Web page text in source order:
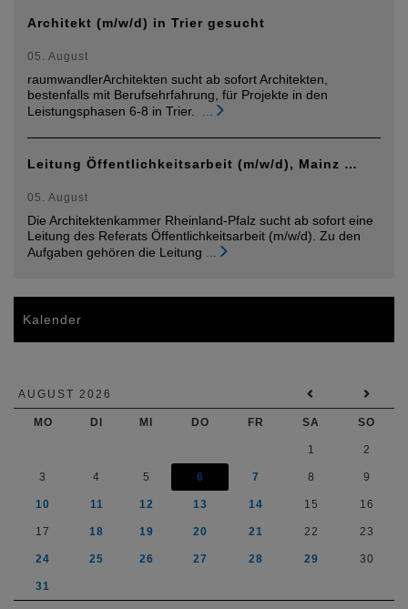
Architekt (m/w/d) in Trier gesucht
05. August
raumwandlerArchitekten sucht ab sofort Architekten,
bestenfalls mit Berufsehrfahrung, für Projekte in den
Leistungsphasen 6-8 in Trier.
Leitung Öffentlichkeitsarbeit (m/w/d), Mainz …
05. August
Die Architektenkammer Rheinland-Pfalz sucht ab sofort eine
Leitung des Referats Öffentlichkeitsarbeit (m/w/d). Zu den
Aufgaben gehören die Leitung
Kalender
AUGUST 2026
MO DI MI DO FR SA SO
1 2
3 4 5 6 7 8 9
10 11 12 13 14 15 16
17 18 19 20 21 22 23
24 25 26 27 28 29 30
31